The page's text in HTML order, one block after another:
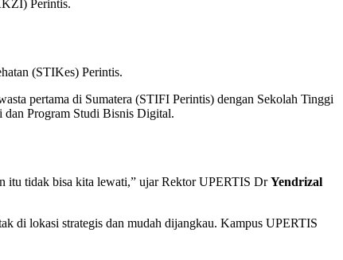
Perintis.
(STIKes) Perintis.
pertama di Sumatera (STIFI Perintis) dengan Sekolah Tinggi
dan Program Studi Bisnis Digital.
itu tidak bisa kita lewati,” ujar Rektor UPERTIS DrYendrizal
di lokasi strategis dan mudah dijangkau. Kampus UPERTIS